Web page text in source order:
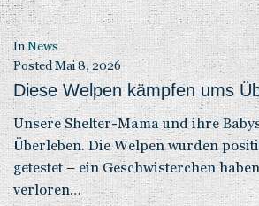
InNews
Posted Mai 8, 2026
Diese Welpen kämpfen ums
Unsere Shelter-Mama und ihre
Überleben. Die Welpen wurden
getestet – ein Geschwisterchen
verloren…